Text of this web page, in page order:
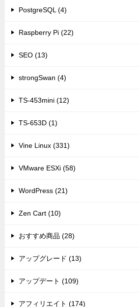
PostgreSQL (4)
Raspberry Pi (22)
SEO (13)
strongSwan (4)
TS-453mini (12)
TS-653D (1)
Vine Linux (331)
VMware ESXi (58)
WordPress (21)
Zen Cart (10)
おすすめ商品 (28)
アップグレード (13)
アップデート (109)
アフィリエイト (174)